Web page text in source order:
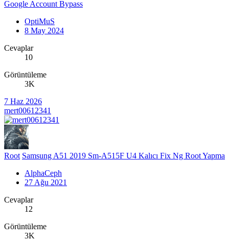
Google Account Bypass
OptiMuS
8 May 2024
Cevaplar
10
Görüntüleme
3K
7 Haz 2026
mert00612341
Root Samsung A51 2019 Sm-A515F U4 Kalıcı Fix Ng Root Yapma
AlphaCeph
27 Ağu 2021
Cevaplar
12
Görüntüleme
3K